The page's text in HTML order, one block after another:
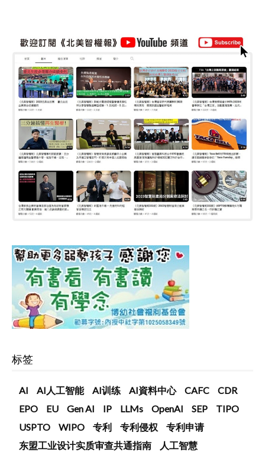
标签
AI AI人工智能 AI训练 AI資料中心 CAFC
CDR
EPO
EU Gen AI IP LLMs OpenAI SEP
TIPO
USPTO
WIPO 专利 专利侵权
专利申请
东盟工业设计实质审查共通指南
人工智慧